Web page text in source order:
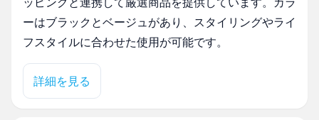
ーはブラックとベージュがあり、スタイリングやライ
フスタイルに合わせた使用が可能です。
詳細を見る